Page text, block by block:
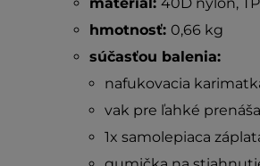
hmotnosť: 0,66 kg
súčasťou balenia:
nafukovacia
vak pre ľahké
1x samolepiaca